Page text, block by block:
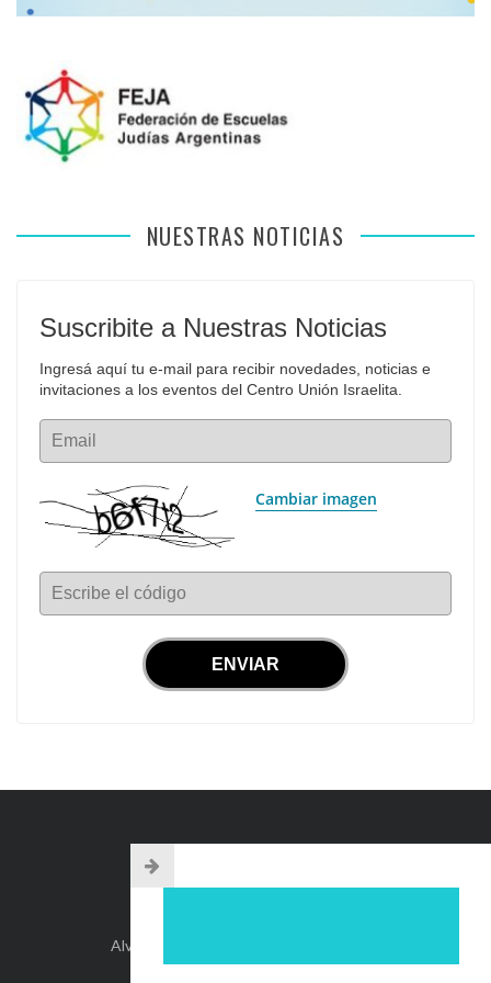
NUESTRAS NOTICIAS
Suscribite a Nuestras Noticias
Ingresá aquí tu e-mail para recibir novedades, noticias e
invitaciones a los eventos del Centro Unión Israelita.
Email
Cambiar imagen
Escribe el código
INFO DE CONTACTO
Alvear 254, Córdoba Capital, Argentina.
+54-351-5892071